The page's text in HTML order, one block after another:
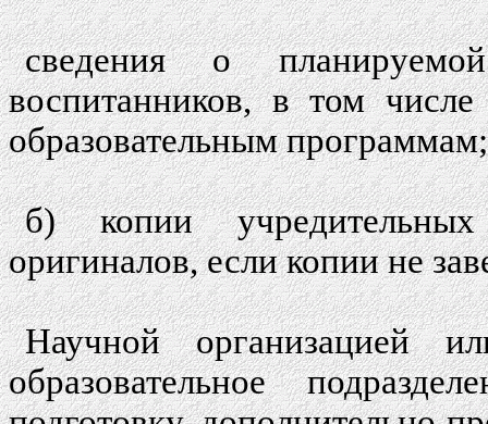
сведения о
воспитанников, в том
образовательным программам;
б) копии
оригиналов, если копии не
Научной организацией
образовательное